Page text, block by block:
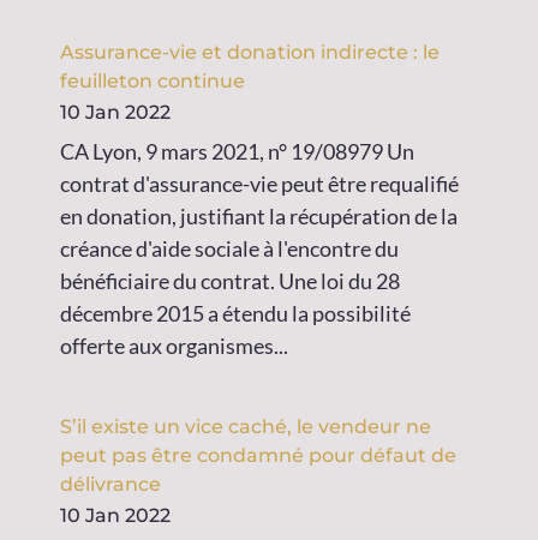
Assurance-vie et donation indirecte : le
feuilleton continue
10 Jan 2022
CA Lyon, 9 mars 2021, n° 19/08979 Un
contrat d'assurance-vie peut être requalifié
en donation, justifiant la récupération de la
créance d'aide sociale à l'encontre du
bénéficiaire du contrat. Une loi du 28
décembre 2015 a étendu la possibilité
offerte aux organismes...
S’il existe un vice caché, le vendeur ne
peut pas être condamné pour défaut de
délivrance
10 Jan 2022